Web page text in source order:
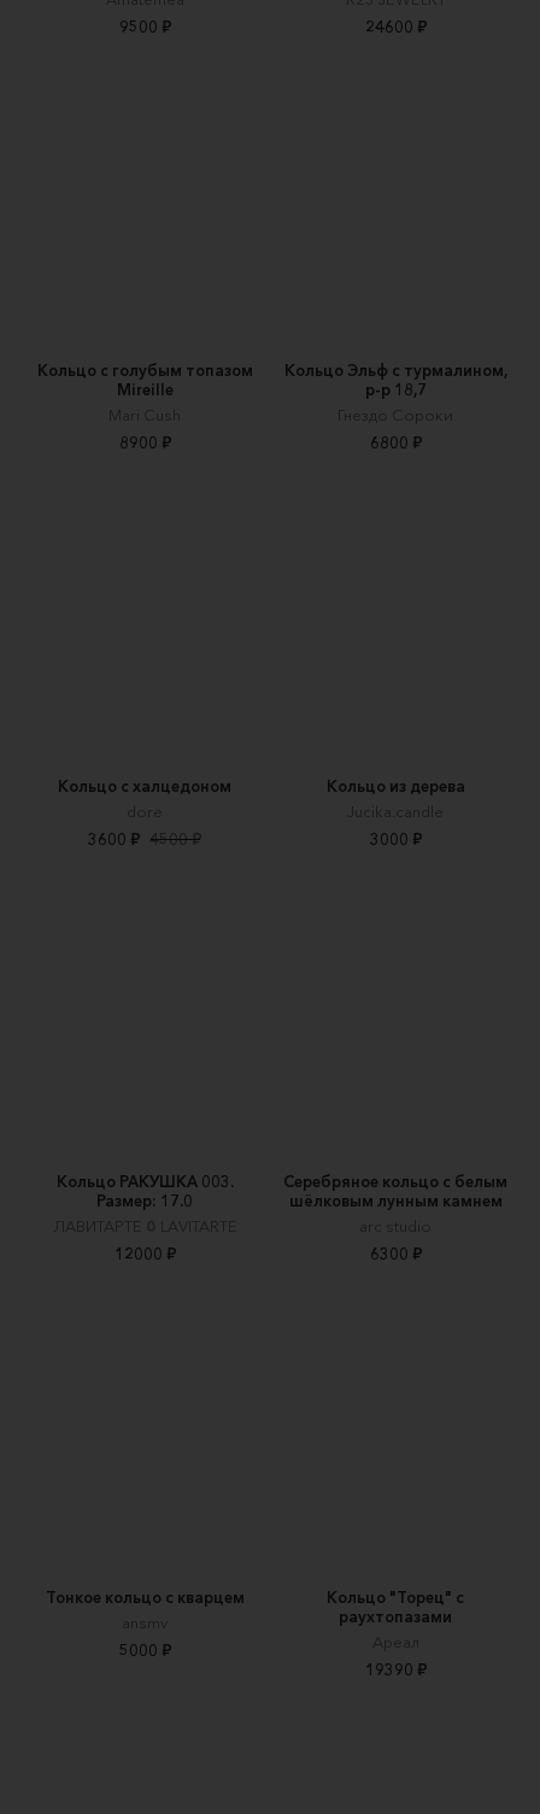
9500 ₽
24600 ₽
Кольцо с голубым топазом
Mireille
Mari Cush
8900 ₽
Кольцо Эльф с турмалином,
р-р 18,7
Гнездо Сороки
6800 ₽
Кольцо с халцедоном
dore
3600 ₽ 4500 ₽
Кольцо из дерева
Jucika.candle
3000 ₽
Кольцо РАКУШКА 003.
Размер: 17.0
ЛАВИТАРТЕ 𖤖 LAVITARTE
12000 ₽
Серебряное кольцо с белым
шёлковым лунным камнем
arc studio
6300 ₽
Тонкое кольцо с кварцем
ansmv
5000 ₽
Кольцо "Торец" с
раухтопазами
Ареал
19390 ₽